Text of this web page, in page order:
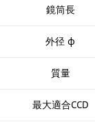
鏡筒長
外径 φ
質量
最大適合CCD